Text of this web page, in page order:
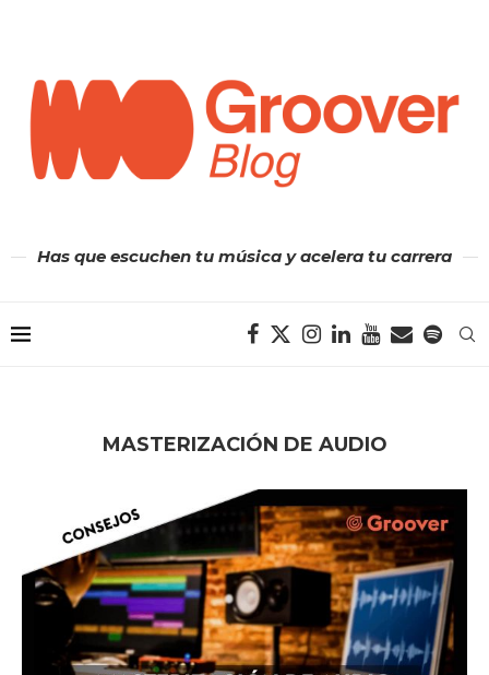
Has que escuchen tu música y acelera tu carrera
MASTERIZACIÓN DE AUDIO